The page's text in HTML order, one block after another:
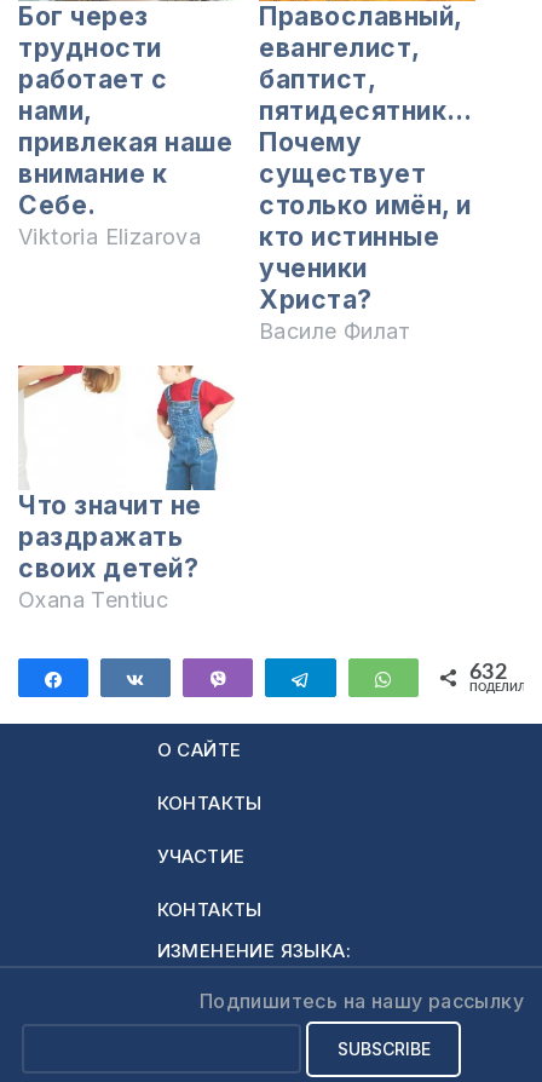
Бог через
трудности
работает с
нами,
привлекая наше
внимание к
Себе.
Viktoria Elizarova
Православный,
евангелист,
баптист,
пятидесятник…
Почему
существует
столько имён, и
кто истинные
ученики
Христа?
Василе Филат
Что значит не
раздражать
своих детей?
Oxana Tentiuc
ПоделитьсяПоделиться Telegram WhatsApp
632
О САЙТЕ
КОНТАКТЫ
УЧАСТИЕ
КОНТАКТЫ
ИЗМЕНЕНИЕ ЯЗЫКА:
Подпишитесь на нашу рассылку